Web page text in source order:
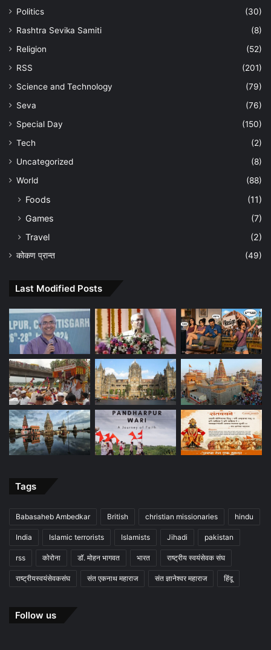
Politics
(30)
Rashtra Sevika Samiti
(8)
Religion
(52)
RSS
(201)
Science and Technology
(79)
Seva
(76)
Special Day
(150)
Tech
(2)
Uncategorized
(8)
World
(88)
Foods
(11)
Games
(7)
Travel
(2)
कोकण प्रान्त (49)
Last Modified Posts
Tags
Babasaheb Ambedkar British christian missionaries hindu
India Islamic terrorists Islamists Jihadi pakistan
rss कोरोना डॉ. मोहन भागवत भारत राष्ट्रीय स्वयंसेवक संघ
राष्ट्रीयस्वयंसेवकसंघ संत एकनाथ महाराज संत ज्ञानेश्वर महाराज हिंदू
Follow us